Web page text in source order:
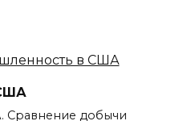
Сравнение добычи